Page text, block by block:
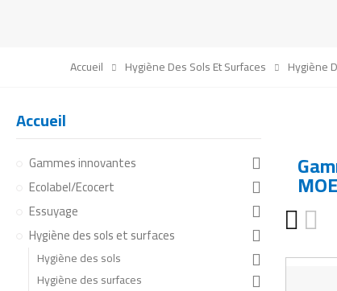
Accueil Hygiène Des Sols Et Surfaces Hygiène
Accueil
Gammes innovantes
Ecolabel/Ecocert
Essuyage
Hygiène des sols et surfaces
Hygiène des sols
Hygiène des surfaces